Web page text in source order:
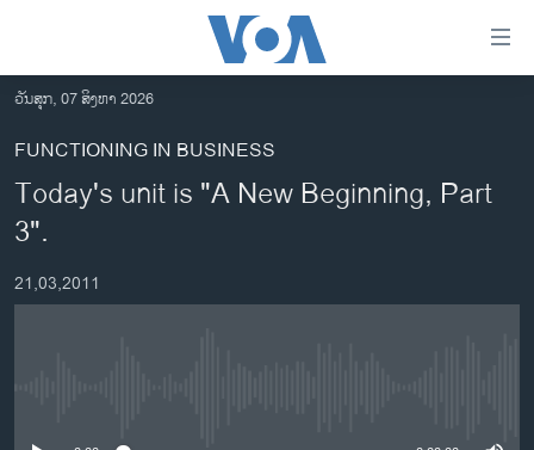
ເຂົ້າ
ຫາ
ຂ້າມ
ຂ້າມ
ຂ້າມ
ໄປ
ຫາ
ຊອກ
ອາເມຣິກາ
ຂ່າວ​ຈີນ
ວັນສຸກ, 07 ສິງຫາ 2026
FUNCTIONING IN BUSINESS
Today's unit is "A New Beginning, Part
3".
21,03,2011